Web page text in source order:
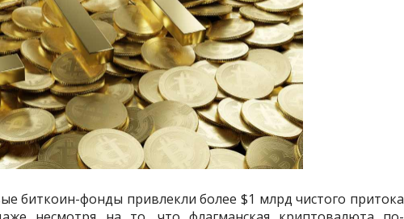
биткоин-фонды привлекли более $1 млрд чистого притока